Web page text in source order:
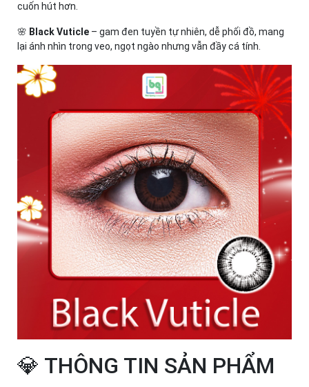
cuốn hút hơn.
🌸 Black Vuticle – gam đen tuyền tự nhiên, dễ phối đồ, mang
lại ánh nhìn trong veo, ngọt ngào nhưng vẫn đầy cá tính.
💎 THÔNG TIN SẢN PHẨM